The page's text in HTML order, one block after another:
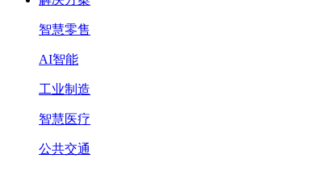
智慧零售
AI智能
工业制造
智慧医疗
公共交通